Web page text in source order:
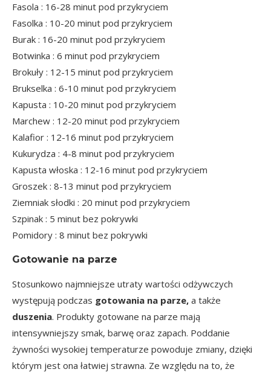
Fasola : 16-28 minut pod przykryciem
Fasolka : 10-20 minut pod przykryciem
Burak : 16-20 minut pod przykryciem
Botwinka : 6 minut pod przykryciem
Brokuły : 12-15 minut pod przykryciem
Brukselka : 6-10 minut pod przykryciem
Kapusta : 10-20 minut pod przykryciem
Marchew : 12-20 minut pod przykryciem
Kalafior : 12-16 minut pod przykryciem
Kukurydza : 4-8 minut pod przykryciem
Kapusta włoska : 12-16 minut pod przykryciem
Groszek : 8-13 minut pod przykryciem
Ziemniak słodki : 20 minut pod przykryciem
Szpinak : 5 minut bez pokrywki
Pomidory : 8 minut bez pokrywki
Gotowanie na parze
Stosunkowo najmniejsze utraty wartości odżywczych
występują podczas gotowania na parze, a także
duszenia. Produkty gotowane na parze mają
intensywniejszy smak, barwę oraz zapach. Poddanie
żywności wysokiej temperaturze powoduje zmiany, dzięki
którym jest ona łatwiej strawna. Ze względu na to, że